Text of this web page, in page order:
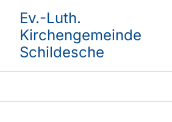
Ev.-Luth.
Kirchengemeinde
Schildesche